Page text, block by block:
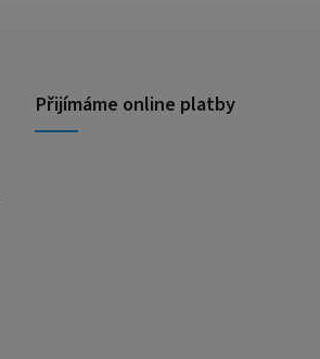
Přijímáme online platby